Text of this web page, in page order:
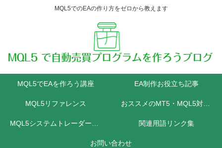
MQL5でのEAの作り方をゼロから教えます
MQL5でEAを作ろう講座 EA制作お役立ち記事
MQL5リファレンス おススメのMT5・MQL5対応FX業者
MQL5システムトレーダーの為のPython講座 関連用語リンク集
お問い合わせ